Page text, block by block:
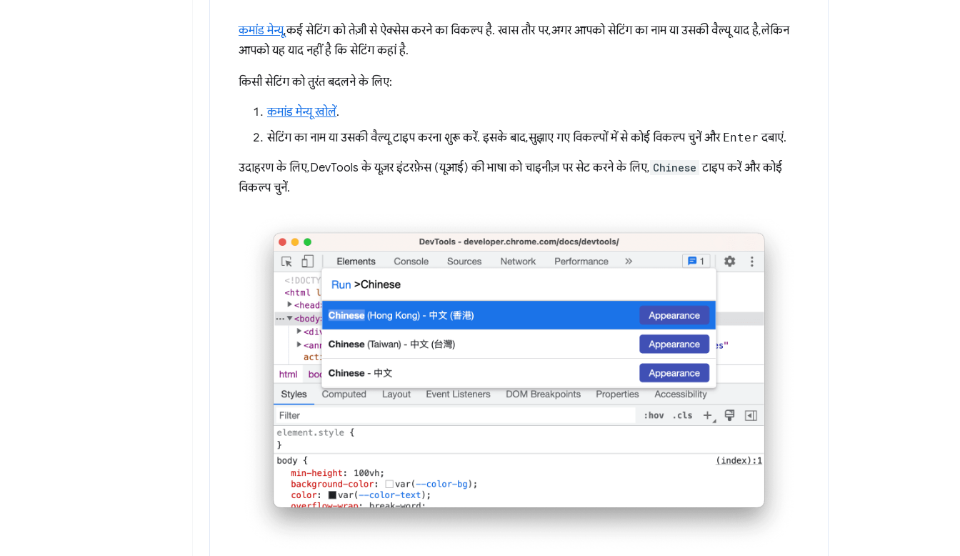
कमांड मेन्यू, कई सेटिंग को तेज़ी से ऐक्सेस करने का विकल्प है. खास तौर पर, अगर आपको सेटिंग का नाम या उसकी वैल्यू याद है, लेकिन
आपको यह याद नहीं है कि सेटिंग कहां है.
किसी सेटिंग को तुरंत बदलने के लिए:
कमांड मेन्यू खोलें.
सेटिंग का नाम या उसकी वैल्यू टाइप करना शुरू करें. इसके बाद, सुझाए गए विकल्पों में से कोई विकल्प चुनें और Enter दबाएं.
उदाहरण के लिए, DevTools के यूज़र इंटरफ़ेस (यूआई) की भाषा को चाइनीज़ पर सेट करने के लिए, Chinese टाइप करें और कोई
विकल्प चुनें.